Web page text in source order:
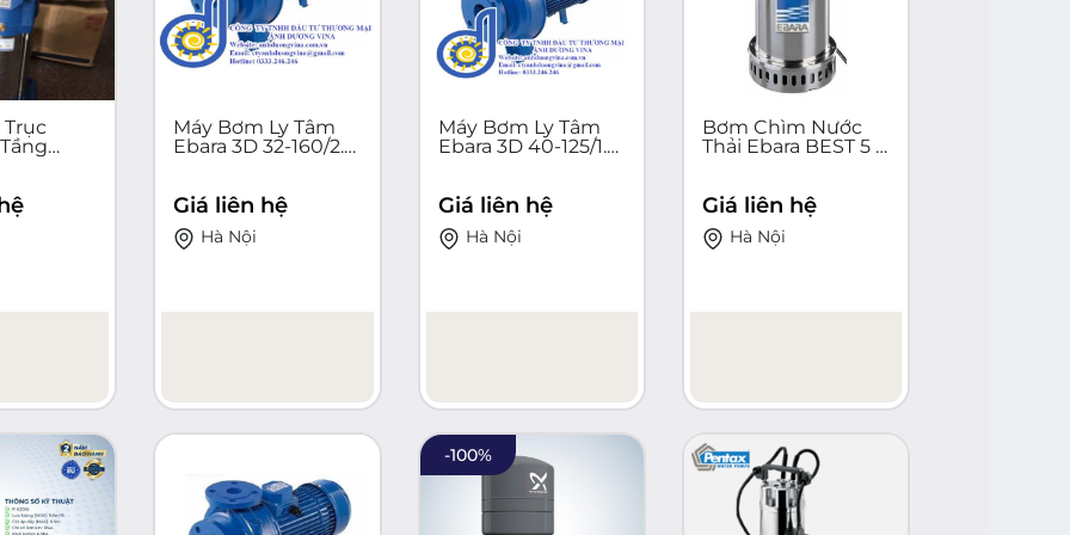
Trục
Máy Bơm Ly Tâm
Ebara 3D 32-160/2.2
Hãng
Giá liên hệ
Hà Nội
Máy Bơm Ly Tâm
Ebara 3D 40-125/1.5
Hãng
Giá liên hệ
Hà Nội
Bơm Chìm Nước
Thải Ebara BEST 5 Ý
21.6m³/h IP68
Giá liên hệ
Hà Nội
-100%